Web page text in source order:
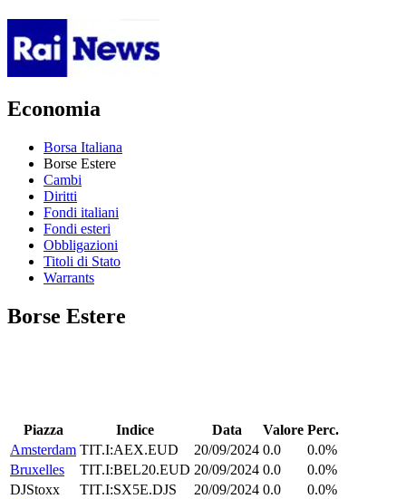
Economia
Borsa Italiana
Borse Estere
Cambi
Diritti
Fondi italiani
Fondi esteri
Obbligazioni
Titoli di Stato
Warrants
Borse Estere
Piazza Indice Data Valore Perc.
Amsterdam TIT.I:AEX.EUD 20/09/2024 0.0
0.0%
Bruxelles
TIT.I:BEL20.EUD 20/09/2024 0.0
0.0%
DJStoxx
TIT.I:SX5E.DJS 20/09/2024 0.0
0.0%